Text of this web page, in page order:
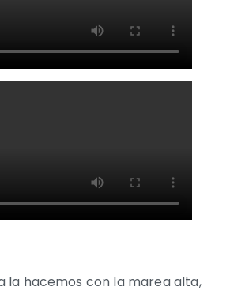
la hacemos con la marea alta,